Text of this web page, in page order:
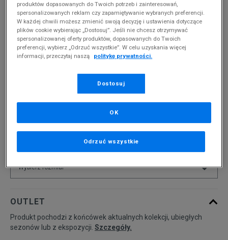
NEW ERA KURTKA HERITAGE VARSITY SOX
CHICAGO WHITE SOX
Produkt pochodzi z końcówek aktualnych kolekcji, ubiegłych
sezonów lub z ekspozycji.Szczegóły.
cena rekomendowana przez producenta
PRODUKT NIEDOSTĘPNY
Jeśli artykuł będzie ponownie dostępny, otrzymasz od nas
Wybierz rozmiar
S
Powiadom o
OUTLET
Produkt pochodzi z końcówek aktualnych kolekcji, ubiegłych
sezonów lub z ekspozycji. Szczegóły.
produktów dopasowanych do Twoich potrzeb i zainteresowań,
spersonalizowanych reklam czy zapamiętywanie wybranych preferencji.
W każdej chwili możesz zmienić swoją decyzję i ustawienia dotyczące
plików cookie wybierając „Dostosuj”. Jeśli nie chcesz otrzymywać
spersonalizowanej oferty produktów, dopasowanych do Twoich
preferencji, wybierz „Odrzuć wszystkie”. W celu uzyskania więcej
informacji, przeczytaj naszą
politykę prywatności.
Dostosuj
Odrzuć wszystkie
OK